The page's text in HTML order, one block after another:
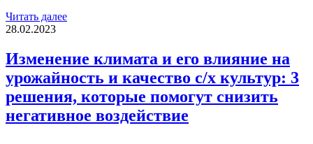
Читать далее
28.02.2023
Изменение климата и его влияние на
урожайность и качество с/х культур: 3
решения, которые помогут снизить
негативное воздействие